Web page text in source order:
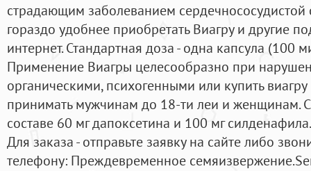
страдающим заболеванием
гораздо удобнее приобретать Виагру и другие
интернет. Стандартная доза - одна капсула (100
Применение Виагры целесообразно при
органическими, психогенными или купить
принимать мужчинам до 18-ти леи и женщинам.
составе 60 мг дапоксетина и 100 мг
Для заказа - отправьте заявку на сайте либо
телефону: Преждевременное